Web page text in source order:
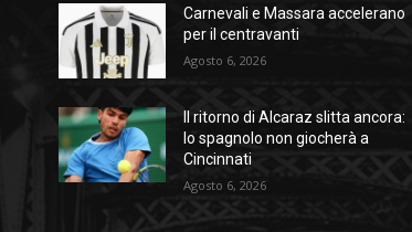
Carnevali e Massara accelerano
per il centravanti
Agosto 6, 2026
Il ritorno di Alcaraz slitta ancora:
lo spagnolo non giocherà a
Cincinnati
Agosto 6, 2026